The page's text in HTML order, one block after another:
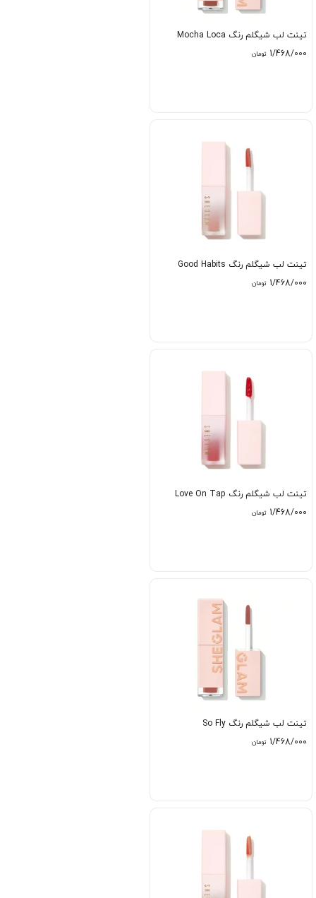
تینت لب شیگلم رنگ Mocha Loca
1/468/000 تومان
تینت لب شیگلم رنگ Good Habits
1/468/000 تومان
تینت لب شیگلم رنگ Love On Tap
1/468/000 تومان
تینت لب شیگلم رنگ So Fly
1/468/000 تومان